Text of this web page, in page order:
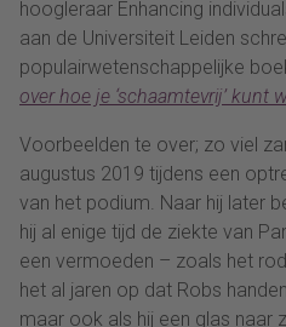
hoogleraar Enhancing
aan de Universiteit Leiden
populairwetenschappelijke
over hoe je ‘schaamtevrij’ kunt
Voorbeelden te over; zo viel
augustus 2019 tijdens een
van het podium. Naar hij later
hij al enige tijd de ziekte van
een vermoeden – zoals het
het al jaren op dat Robs
maar ook als hij een glas naar